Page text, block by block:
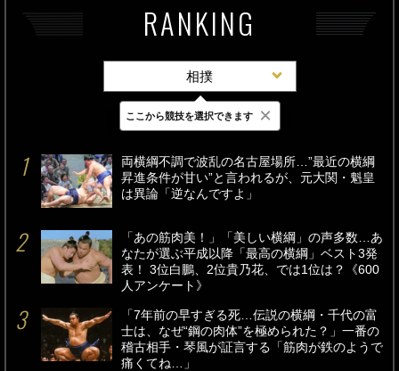
RANKING
相撲
最新 24時間 週間
両横綱不調で波乱の名古屋場所…”最近の横綱
昇進条件が甘い”と言われるが、元大関・魁皇
は異論「逆なんですよ」
「あの筋肉美！」「美しい横綱」の声多数…あ
なたが選ぶ平成以降「最高の横綱」ベスト3発
表！ 3位白鵬、2位貴乃花、では1位は？《600
人アンケート》
「7年前の早すぎる死…伝説の横綱・千代の富
士は、なぜ“鋼の肉体”を極められた？」一番の
稽古相手・琴風が証言する「筋肉が鉄のようで
痛くてね…」
ここから競技を選択できます ×